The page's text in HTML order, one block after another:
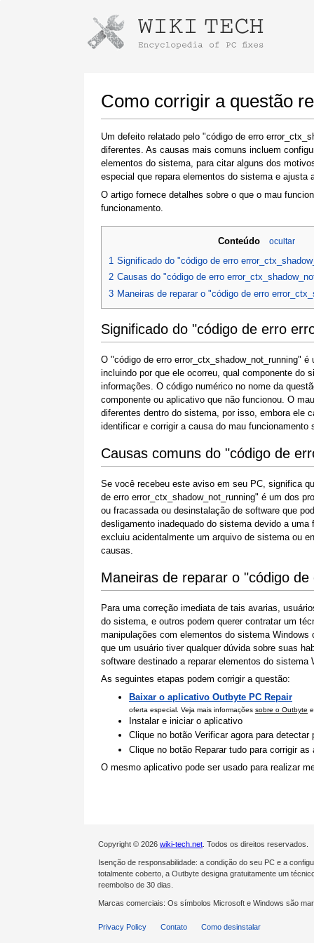
Como corrigir a questão
Um defeito relatado pelo "código de erro
diferentes. As causas mais comuns incluem
elementos do sistema, para citar alguns dos
especial que repara elementos do sistema e
O artigo fornece detalhes sobre o que o mau
funcionamento.
Conteúdo ocultar
1 Significado do "código de erro
2 Causas do "código de erro
3 Maneiras de reparar o "código de erro
Significado do "código de erro
O "código de erro error_ctx_shadow_not_running"
incluindo por que ele ocorreu, qual componente do
informações. O código numérico no nome da
componente ou aplicativo que não funcionou. O
diferentes dentro do sistema, por isso, embora ele
identificar e corrigir a causa do mau
Causas comuns do "código de
Se você recebeu este aviso em seu PC, significa
de erro error_ctx_shadow_not_running" é um dos
ou fracassada ou desinstalação de software que
desligamento inadequado do sistema devido a
excluiu acidentalmente um arquivo de sistema ou
causas.
Maneiras de reparar o "código
Para uma correção imediata de tais avarias,
do sistema, e outros podem querer contratar um
manipulações com elementos do sistema
que um usuário tiver qualquer dúvida sobre suas
software destinado a reparar elementos do
As seguintes etapas podem corrigir a questão:
Baixar o aplicativo Outbyte PC Repair
oferta especial. Veja mais informações sobre o Outbyte
Instalar e iniciar o aplicativo
Clique no botão Verificar agora para
Clique no botão Reparar tudo para corrigir
O mesmo aplicativo pode ser usado para realizar
Copyright © 2026 wiki-tech.net . Todos os direitos reservados.
Isenção de responsabilidade: a condição do seu PC e a
totalmente coberto, a Outbyte designa gratuitamente um
reembolso de 30 dias.
Marcas comerciais: Os símbolos Microsoft e Windows são
Privacy Policy Contato Como desinstalar
Instruções para baixar usando o
no link do arquivo baixado